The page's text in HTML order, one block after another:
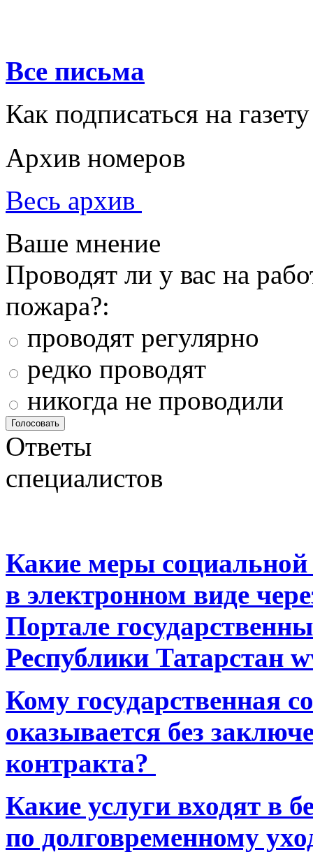
Все письма
Как подписаться на газету
Архив номеров
Весь архив
Ваше мнение
Проводят ли у вас на
пожара?:
проводят регулярно
редко проводят
никогда не проводили
Ответы
специалистов
Какие меры
в электронном виде
Портале
Республики Татарстан
Кому государственная
оказывается без
контракта?
Какие услуги входят в
по долговременному